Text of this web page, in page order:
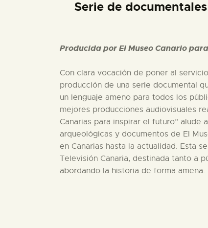
Serie de
Producida por El Museo Canario
Con clara vocación de poner al
producción de una serie documental
un lenguaje ameno para todos los
mejores producciones audiovisuales
Canarias para inspirar el futuro” alude
arqueológicas y documentos de El
en Canarias hasta la actualidad. Esta
Televisión Canaria, destinada tanto a
abordando la historia de forma amena.